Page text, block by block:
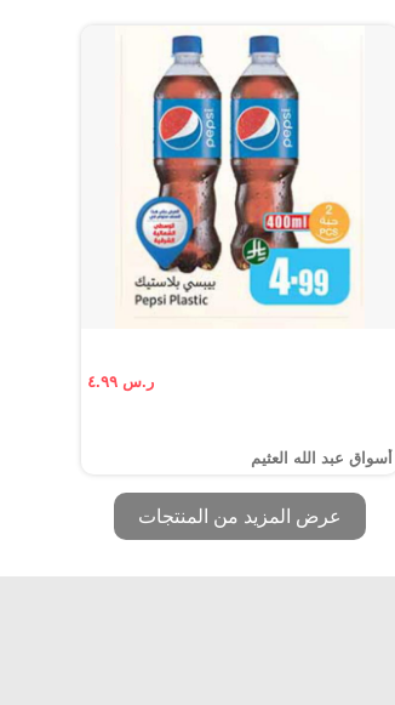
ر.س ٤.٩٩
أسواق عبد الله العثيم
عرض المزيد من المنتجات